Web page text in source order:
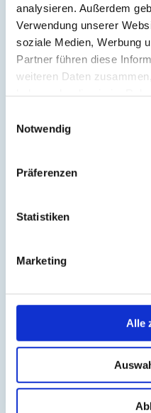
analysieren. Außerdem
Verwendung unserer
soziale Medien, Werbung
Partner führen diese
weiteren Daten
Notwendig
Präferenzen
Statistiken
Marketing
Alle
Beinpflege(1)
Berührung(1)
Besinnlichkeit(1)
Bewusstheit(1)
Bewusstsein (2)
Beziehung(5)
Bodyshame
Containment
Denken
Disziplin
Dosha(1)
Dunkle Jahreszeit(11)
Ego(1)
Einsamkeit(3)
Energiebewusstsein(2)
Energiekörper(2)